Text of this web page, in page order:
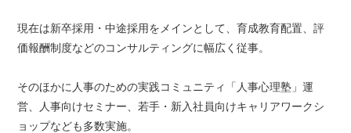
現在は新卒採用・中途採用をメインとして、育成教育配置、評
価報酬制度などのコンサルティングに幅広く従事。
そのほかに人事のための実践コミュニティ「人事心理塾」運
営、人事向けセミナー、若手・新入社員向けキャリアワークシ
ョップなども多数実施。